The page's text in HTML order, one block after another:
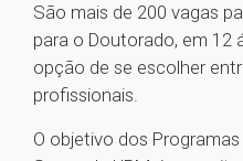
São mais de 200 vagas
para o Doutorado, em 12
opção de se escolher
profissionais.
O objetivo dos